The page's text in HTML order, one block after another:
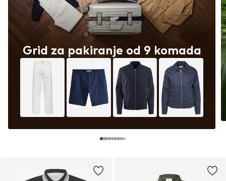
Grid za pakiranje od 9 komada